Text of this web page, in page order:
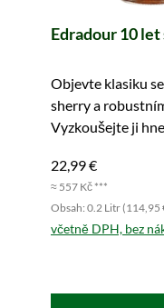
Edradour 10
Objevte klasiku
sherry a
Vyzkoušejte ji
22,99 €
≈ 557 Kč ***
Obsah: 0.2 Litr (114,95
včetně DPH, bez